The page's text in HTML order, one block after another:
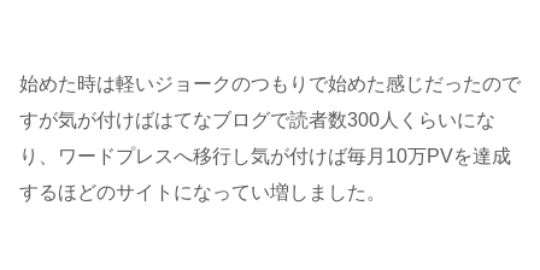
始めた時は軽いジョークのつもりで始めた感じだったので
すが気が付けばはてなブログで読者数300人くらいにな
り、ワードプレスへ移行し気が付けば毎月10万PVを達成
するほどのサイトになってい増しました。